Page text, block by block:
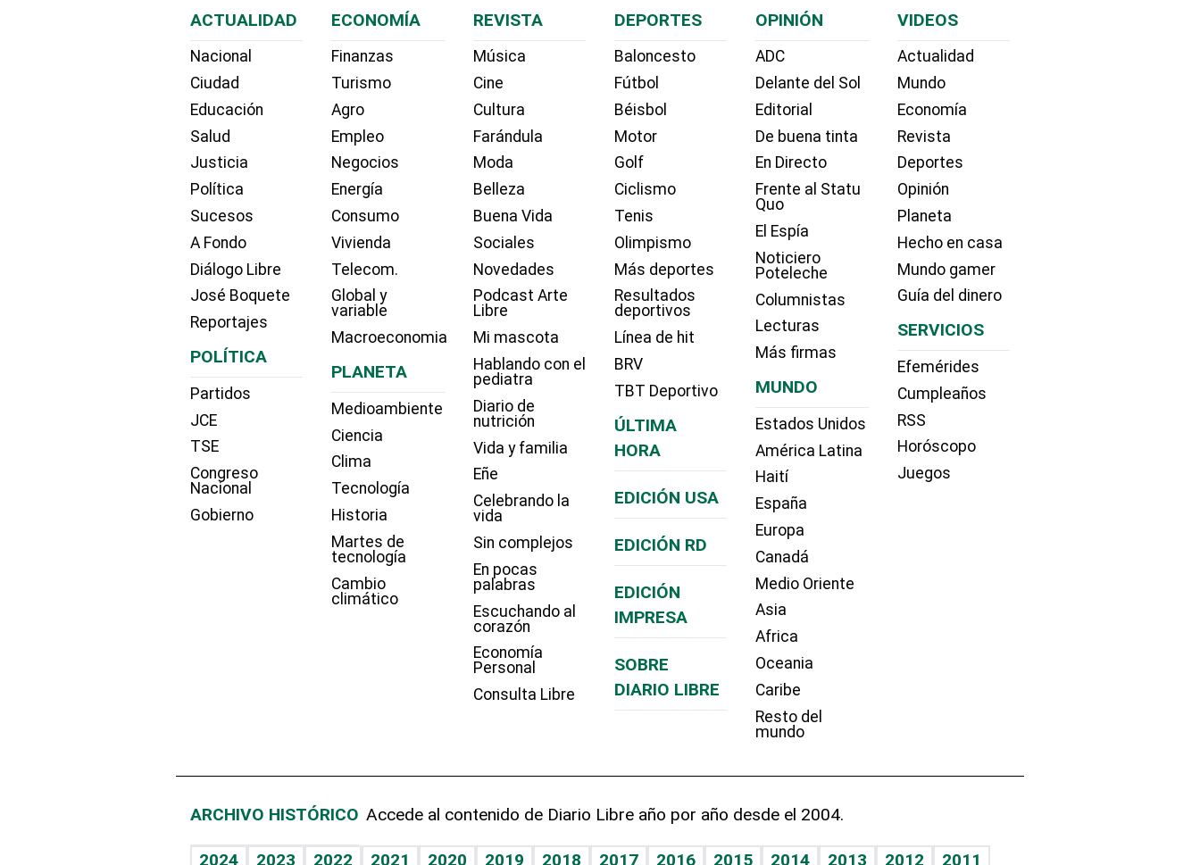
ACTUALIDAD
Nacional
Ciudad
Educación
Salud
Justicia
Política
Sucesos
A Fondo
Diálogo Libre
José Boquete
Reportajes
POLÍTICA
Partidos
JCE
TSE
Congreso
Nacional
Gobierno
ECONOMÍA
Finanzas
Turismo
Agro
Empleo
Negocios
Energía
Consumo
Vivienda
Telecom.
Global y
variable
Macroeconomia
PLANETA
Medioambiente
Ciencia
Clima
Tecnología
Historia
Martes de
tecnología
Cambio
climático
REVISTA
Música
Cine
Cultura
Farándula
Moda
Belleza
Buena Vida
Sociales
Novedades
Podcast Arte
Libre
Mi mascota
Hablando con el
pediatra
Diario de
nutrición
Vida y familia
Eñe
Celebrando la
vida
Sin complejos
En pocas
palabras
Escuchando al
corazón
Economía
Personal
Consulta Libre
DEPORTES
Baloncesto
Fútbol
Béisbol
Motor
Golf
Ciclismo
Tenis
Olimpismo
Más deportes
Resultados
deportivos
Línea de hit
BRV
TBT Deportivo
ÚLTIMA
HORA
EDICIÓN USA
EDICIÓN RD
EDICIÓN
IMPRESA
SOBRE
DIARIO LIBRE
OPINIÓN
ADC
Delante del Sol
Editorial
De buena tinta
En Directo
Frente al Statu
Quo
El Espía
Noticiero
Poteleche
Columnistas
Lecturas
Más firmas
MUNDO
Estados Unidos
América Latina
Haití
España
Europa
Canadá
Medio Oriente
Asia
Africa
Oceania
Caribe
Resto del
mundo
VIDEOS
Actualidad
Mundo
Economía
Revista
Deportes
Opinión
Planeta
Hecho en casa
Mundo gamer
Guía del dinero
SERVICIOS
Efemérides
Cumpleaños
RSS
Horóscopo
Juegos
ARCHIVO HISTÓRICO Accede al contenido de Diario Libre año por año desde el 2004.
2024 2023 2022 2021 2020 2019 2018 2017 2016 2015 2014 2013 2012 2011